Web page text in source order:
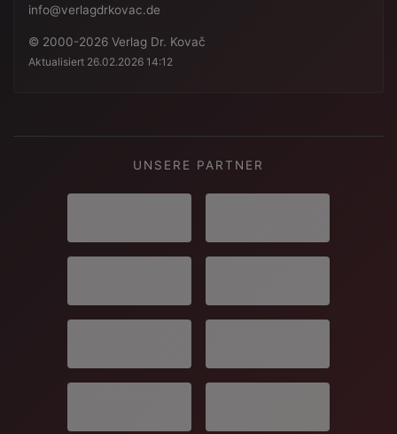
info@verlagdrkovac.de
© 2000-2026 Verlag Dr. Kovač
Aktualisiert 26.02.2026 14:12
UNSERE PARTNER